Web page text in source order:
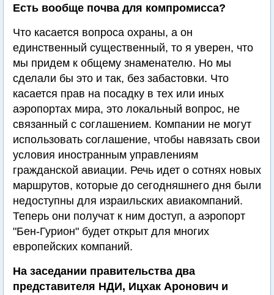
Есть вообще почва для компромисса?
Что касается вопроса охраны, а он
единственный существенный, то я уверен, что
мы придем к общему знаменателю. Но мы
сделали бы это и так, без забастовки. Что
касается прав на посадку в тех или иных
аэропортах мира, это локальный вопрос, не
связанный с соглашением. Компании не могут
использовать соглашение, чтобы навязать свои
условия иностранным управлениям
гражданской авиации. Речь идет о сотнях новых
маршрутов, которые до сегодняшнего дня были
недоступны для израильских авиакомпаний.
Теперь они получат к ним доступ, а аэропорт
"Бен-Гурион" будет открыт для многих
европейских компаний.
На заседании правительства два
представителя НДИ, Ицхак Аронович и